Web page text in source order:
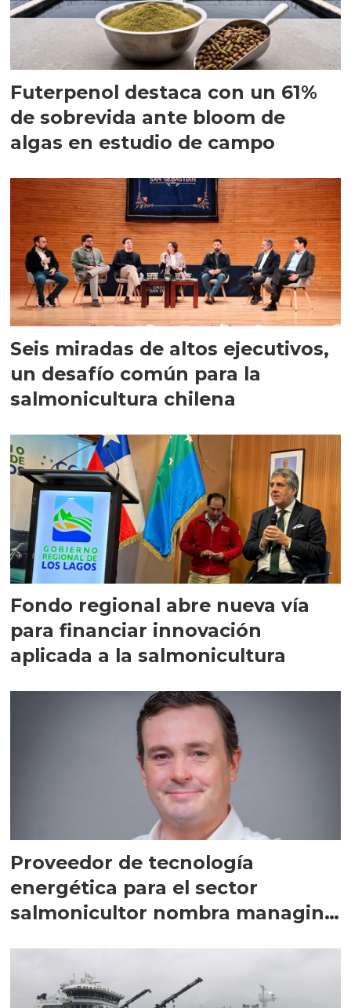
Futerpenol destaca con un 61%
de sobrevida ante bloom de
algas en estudio de campo
Seis miradas de altos ejecutivos,
un desafío común para la
salmonicultura chilena
Fondo regional abre nueva vía
para financiar innovación
aplicada a la salmonicultura
Proveedor de tecnología
energética para el sector
salmonicultor nombra managing